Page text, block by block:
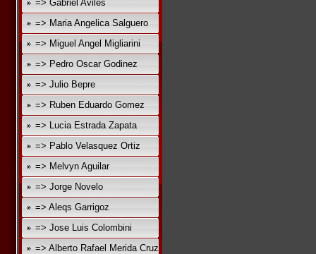
=> Gabriel Aviles
=> Maria Angelica Salguero
=> Miguel Angel Migliarini
=> Pedro Oscar Godinez
=> Julio Bepre
=> Ruben Eduardo Gomez
=> Lucia Estrada Zapata
=> Pablo Velasquez Ortiz
=> Melvyn Aguilar
=> Jorge Novelo
=> Aleqs Garrigoz
=> Jose Luis Colombini
=> Alberto Rafael Merida Cruz